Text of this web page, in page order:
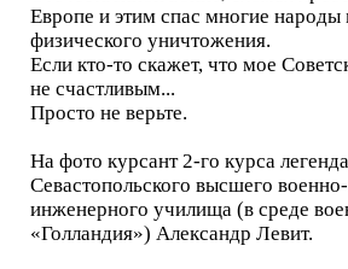
Европе и этим спас многие народы
физического уничтожения.
Если кто-то скажет, что мое
не счастливым...
Просто не верьте.
На фото курсант 2-го курса
Севастопольского высшего
инженерного училища (в среде
«Голландия») Александр Левит.